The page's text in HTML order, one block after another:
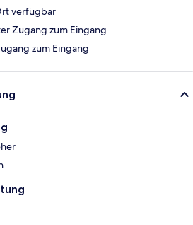
verfügbar
Zugang zum Eingang
zum Eingang